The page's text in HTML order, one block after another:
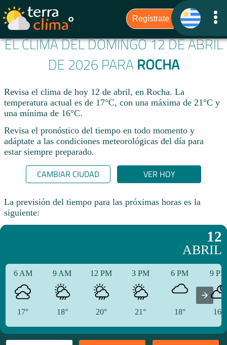
EL CLIMA DEL DOMINGO 12 DE ABRIL
DE 2026 PARA ROCHA
Revisa el clima de hoy 12 de abril, en Rocha. La
temperatura actual es de 17°C, con una máxima de 21°C y
una mínima de 16°C.​
Revisa el pronóstico del tiempo en todo momento y
adáptate a las condiciones meteorológicas del día para
estar siempre preparado.​
CAMBIAR CIUDAD VER HOY
La previsión del tiempo para las próximas horas es la
siguiente:
12
ABRIL
6 AM
17°
9 AM
18°
12 PM
20°
3 PM
21°
6 PM
18°
9
16°